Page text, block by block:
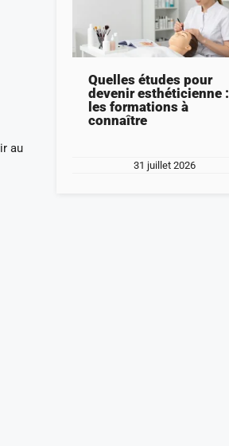
au
Quelles études pour
devenir esthéticienne :
les formations à
connaître
31 juillet 2026